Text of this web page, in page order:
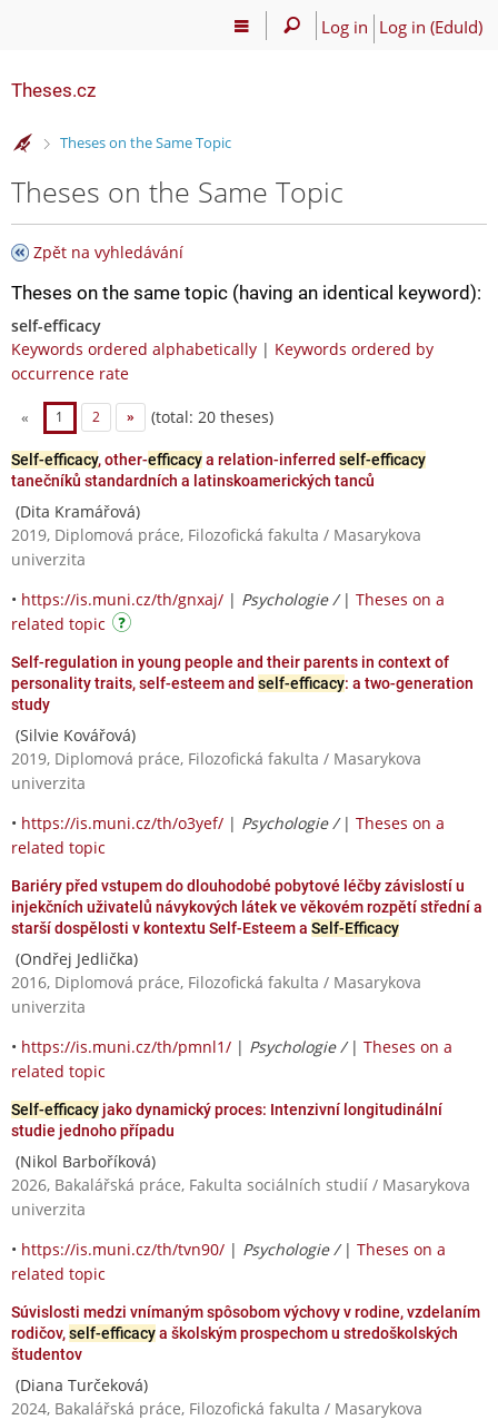
Log in Log in (EduId)
Theses.cz
>
Theses on the Same Topic
Theses on the Same Topic
Zpět na vyhledávání
Theses on the same topic (having an identical keyword):
self-efficacy
Keywords ordered alphabetically | Keywords ordered by
occurrence rate
« 1 2 » (total: 20 theses)
Self-efficacy, other-efficacya relation-inferred self-efficacy
tanečníků standardních a latinskoamerických tanců
(Dita Kramářová)
2019, Diplomová práce, Filozofická fakulta / Masarykova
univerzita
• https://is.muni.cz/th/gnxaj/ | Psychologie / | Theses on a
related topic
Self-regulation in young people and their parents in context of
personality traits, self-esteem and self-efficacy: a two-generation
study
(Silvie Kovářová)
2019, Diplomová práce, Filozofická fakulta / Masarykova
univerzita
• https://is.muni.cz/th/o3yef/ | Psychologie / | Theses on a
related topic
Bariéry před vstupem do dlouhodobé pobytové léčby závislostí u
injekčních uživatelů návykových látek ve věkovém rozpětí střední a
starší dospělosti v kontextu Self-Esteem a Self-Efficacy
(Ondřej Jedlička)
2016, Diplomová práce, Filozofická fakulta / Masarykova
univerzita
• https://is.muni.cz/th/pmnl1/ | Psychologie / | Theses on a
related topic
Self-efficacy jako dynamický proces: Intenzivní longitudinální
studie jednoho případu
(Nikol Barboříková)
2026, Bakalářská práce, Fakulta sociálních studií / Masarykova
univerzita
• https://is.muni.cz/th/tvn90/ | Psychologie / | Theses on a
related topic
Súvislosti medzi vnímaným spôsobom výchovy v rodine, vzdelaním
rodičov,self-efficacya školským prospechom u stredoškolských
študentov
(Diana Turčeková)
2024, Bakalářská práce, Filozofická fakulta / Masarykova